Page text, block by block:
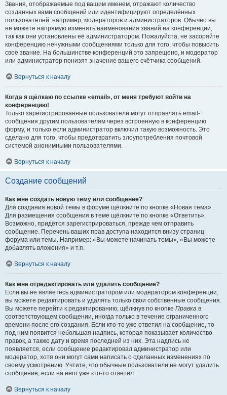
Звания, отображаемые под вашим именем, отражают количество
созданных вами сообщений или идентифицируют определённых
пользователей: например, модераторов и администраторов. Обычно вы
не можете напрямую изменять наименования званий на конференции,
так как они установлены её администратором. Пожалуйста, не засоряйте
конференцию ненужными сообщениями только для того, чтобы повысить
своё звание. На большинстве конференций это запрещено, и модератор
или администратор понизят значение вашего счётчика сообщений.
Вернуться к началу
Когда я щёлкаю по ссылке «email», от меня требуют войти на
конференцию!
Только зарегистрированные пользователи могут отправлять email-
сообщения другим пользователям через встроенную в конференцию
форму, и только если администратор включил такую возможность. Это
сделано для того, чтобы предотвратить злоупотребления почтовой
системой анонимными пользователями.
Вернуться к началу
Создание сообщений
Как мне создать новую тему или сообщение?
Для создания новой темы в форуме щёлкните по кнопке «Новая тема».
Для размещения сообщения в теме щёлкните по кнопке «Ответить».
Возможно, придётся зарегистрироваться, прежде чем отправить
сообщение. Перечень ваших прав доступа находится внизу страниц
форума или темы. Например: «Вы можете начинать темы», «Вы можете
добавлять вложения» и т.п.
Вернуться к началу
Как мне отредактировать или удалить сообщение?
Если вы не являетесь администратором или модератором конференции,
вы можете редактировать и удалять только свои собственные сообщения.
Вы можете перейти к редактированию, щёлкнув по кнопке Правка в
соответствующем сообщении, иногда только в течение ограниченного
времени после его создания. Если кто-то уже ответил на сообщение, то
под ним появится небольшая надпись, которая показывает количество
правок, а также дату и время последней из них. Эта надпись не
появляется, если сообщение редактировал администратор или
модератор, хотя они могут сами написать о сделанных изменениях по
своему усмотрению. Учтите, что обычные пользователи не могут удалить
сообщение, если на него уже кто-то ответил.
Вернуться к началу